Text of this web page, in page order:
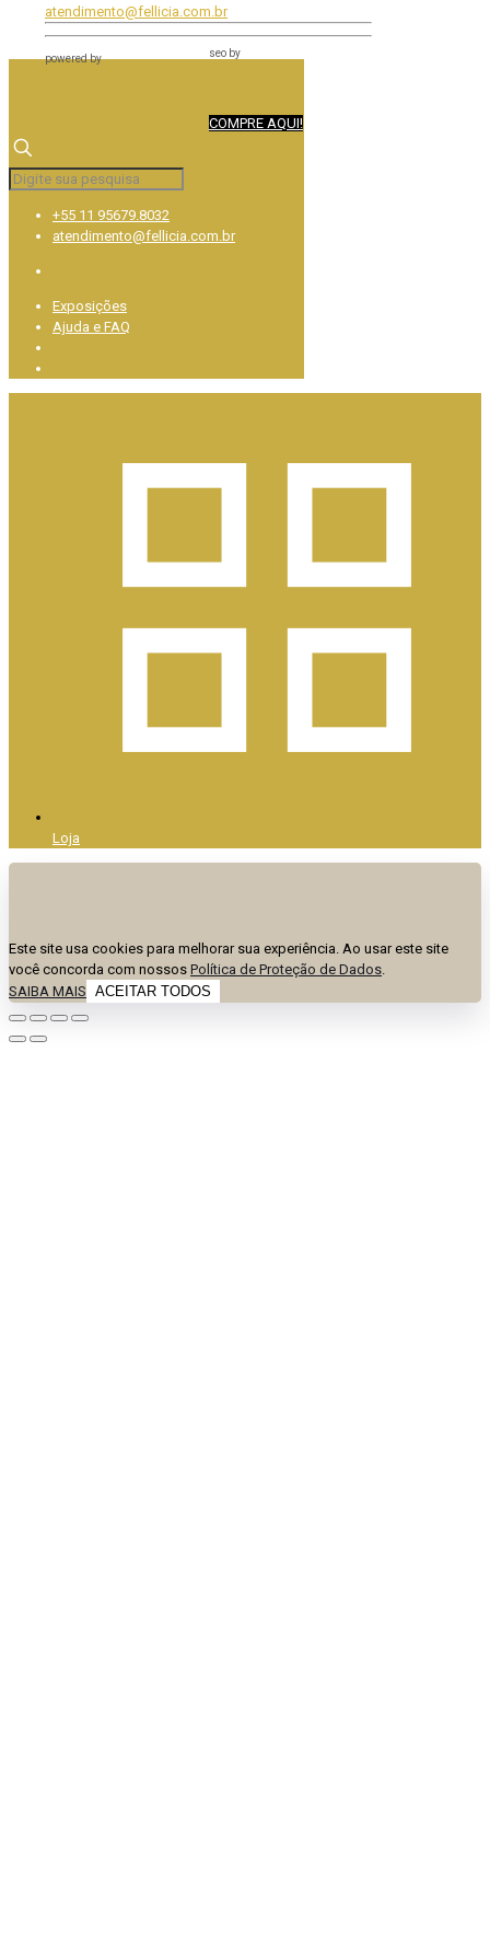
atendimento@fellicia.com.br
powered by seo by
COMPRE AQUI!
+55 11 95679.8032
atendimento@fellicia.com.br
Exposições
Ajuda e FAQ
Loja
Este site usa cookies para melhorar sua experiência. Ao usar este site
você concorda com nossos Política de Proteção de Dados.
SAIBA MAIS ACEITAR TODOS